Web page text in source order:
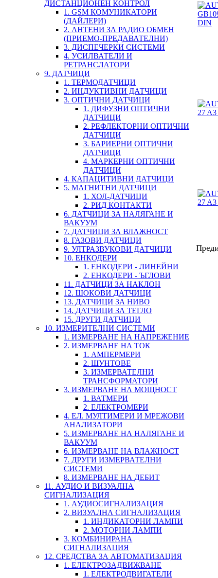
ДИСТАНЦИОНЕН КОНТРОЛ
1. GSM КОМУНИКАТОРИ
(ДАЙЛЕРИ)
2. АНТЕНИ ЗА РАДИО ОБМЕН
(ПРИЕМО-ПРЕДАВАТЕЛНИ)
3. ДИСПЕЧЕРКИ СИСТЕМИ
4. УСИЛВАТЕЛИ И
РЕТРАНСЛАТОРИ
9. ДАТЧИЦИ
1. ТЕРМОДАТЧИЦИ
2. ИНДУКТИВНИ ДАТЧИЦИ
3. ОПТИЧНИ ДАТЧИЦИ
1. ДИФУЗНИ ОПТИЧНИ
ДАТЧИЦИ
2. РЕФЛЕКТОРНИ ОПТИЧНИ
ДАТЧИЦИ
3. БАРИЕРНИ ОПТИЧНИ
ДАТЧИЦИ
4. МАРКЕРНИ ОПТИЧНИ
ДАТЧИЦИ
4. КАПАЦИТИВНИ ДАТЧИЦИ
5. МАГНИТНИ ДАТЧИЦИ
1. ХОЛ-ДАТЧИЦИ
2. РИД КОНТАКТИ
6. ДАТЧИЦИ ЗА НАЛЯГАНЕ И
ВАКУУМ
7. ДАТЧИЦИ ЗА ВЛАЖНОСТ
8. ГАЗОВИ ДАТЧИЦИ
9. УЛТРАЗВУКОВИ ДАТЧИЦИ
10. ЕНКОДЕРИ
1. ЕНКОДЕРИ - ЛИНЕЙНИ
2. ЕНКОДЕРИ - ЪГЛОВИ
11. ДАТЧИЦИ ЗА НАКЛОН
12. ШОКОВИ ДАТЧИЦИ
13. ДАТЧИЦИ ЗА НИВО
14. ДАТЧИЦИ ЗА ТЕГЛО
15. ДРУГИ ДАТЧИЦИ
10. ИЗМЕРИТЕЛНИ СИСТЕМИ
1. ИЗМЕРВАНЕ НА НАПРЕЖЕНИЕ
2. ИЗМЕРВАНЕ НА ТОК
1. АМПЕРМЕРИ
2. ШУНТОВЕ
3. ИЗМЕРВАТЕЛНИ
ТРАНСФОРМАТОРИ
3. ИЗМЕРВАНЕ НА МОЩНОСТ
1. ВАТМЕРИ
2. ЕЛЕКТРОМЕРИ
4. ЕЛ. МУЛТИМЕРИ И МРЕЖОВИ
АНАЛИЗАТОРИ
5. ИЗМЕРВАНЕ НА НАЛЯГАНЕ И
ВАКУУМ
6. ИЗМЕРВАНЕ НА ВЛАЖНОСТ
7. ДРУГИ ИЗМЕРВАТЕЛНИ
СИСТЕМИ
8. ИЗМЕРВАНЕ НА ДЕБИТ
11. АУДИО И ВИЗУАЛНА
СИГНАЛИЗАЦИЯ
1. АУДИОСИГНАЛИЗАЦИЯ
2. ВИЗУАЛНА СИГНАЛИЗАЦИЯ
1. ИНДИКАТОРНИ ЛАМПИ
2. МОТОРНИ ЛАМПИ
3. КОМБИНИРАНА
СИГНАЛИЗАЦИЯ
12. СРЕДСТВА ЗА АВТОМАТИЗАЦИЯ
1. ЕЛЕКТРОЗАДВИЖВАНЕ
1. ЕЛЕКТРОДВИГАТЕЛИ